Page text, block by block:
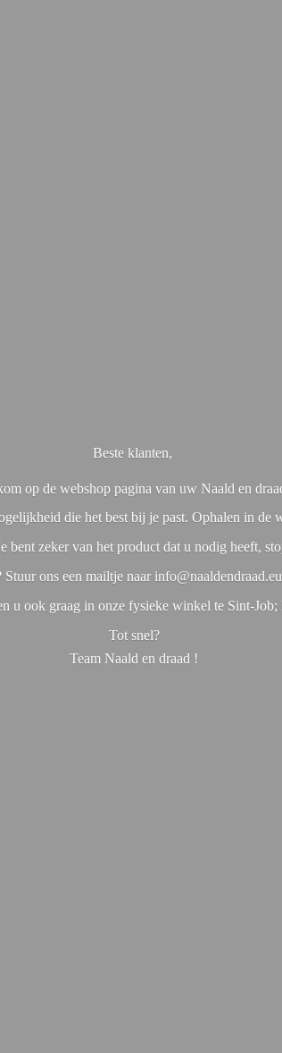
Beste klanten,
op de webshop pagina van uw Naald en
die het best bij je past. Ophalen in
zeker van het product dat u nodig heeft,
ons een mailtje naar
u ook graag in onze fysieke winkel te Sint-
Tot snel?
Team Naald en draad !